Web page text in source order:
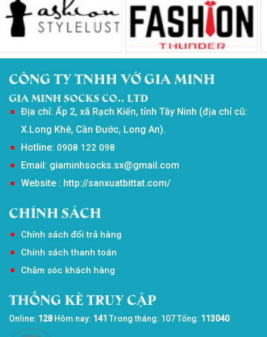
CÔNG TY TNHH VỚ GIA MINH
Gia Minh Socks Co., Ltd
Địa chỉ: Ấp 2, xã Rạch Kiến, tỉnh Tây Ninh (địa chỉ cũ:
X.Long Khê, Cần Đước, Long An).
Hotline: 0908 122 098
Email: giaminhsocks.sx@gmail.com
Website : http://sanxuatbittat.com/
Chính sách
Chính sách đổi trả hàng
Chính sách thanh toán
Chăm sóc khách hàng
Thống kê truy cập
Online: 128 Hôm nay: 141 Trong tháng: 107Tổng: 113040